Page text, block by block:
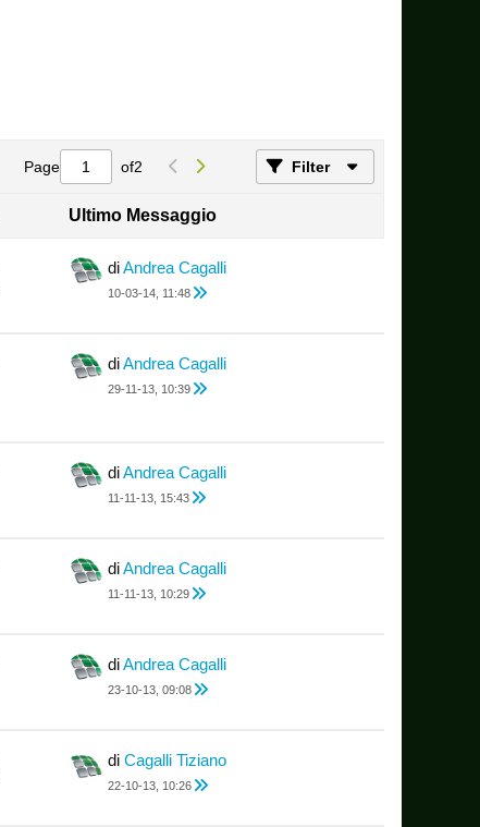
Page of2 Filter
Ultimo Messaggio
diAndrea Cagalli
10-03-14, 11:48
diAndrea Cagalli
29-11-13, 10:39
diAndrea Cagalli
11-11-13, 15:43
diAndrea Cagalli
11-11-13, 10:29
diAndrea Cagalli
23-10-13, 09:08
di Cagalli Tiziano
22-10-13, 10:26